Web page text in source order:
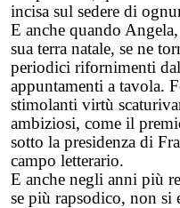
incisa sul sedere di
E anche quando
sua terra natale, se ne
periodici rifornimenti
appuntamenti a tavola.
stimolanti virtù
ambiziosi, come il
sotto la presidenza di
campo letterario.
E anche negli anni più
se più rapsodico, non si